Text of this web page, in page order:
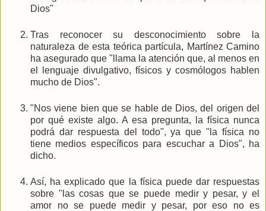
Dios"
Tras reconocer su desconocimiento sobre la
naturaleza de esta teórica partícula, Martínez Camino
ha asegurado que "llama la atención que, al menos en
el lenguaje divulgativo, físicos y cosmólogos hablen
mucho de Dios".
"Nos viene bien que se hable de Dios, del origen del
por qué existe algo. A esa pregunta, la física nunca
podrá dar respuesta del todo", ya que "la física no
tiene medios específicos para escuchar a Dios", ha
dicho.
Así, ha explicado que la física puede dar respuestas
sobre "las cosas que se puede medir y pesar, y el
amor no se puede medir y pesar, por eso no es